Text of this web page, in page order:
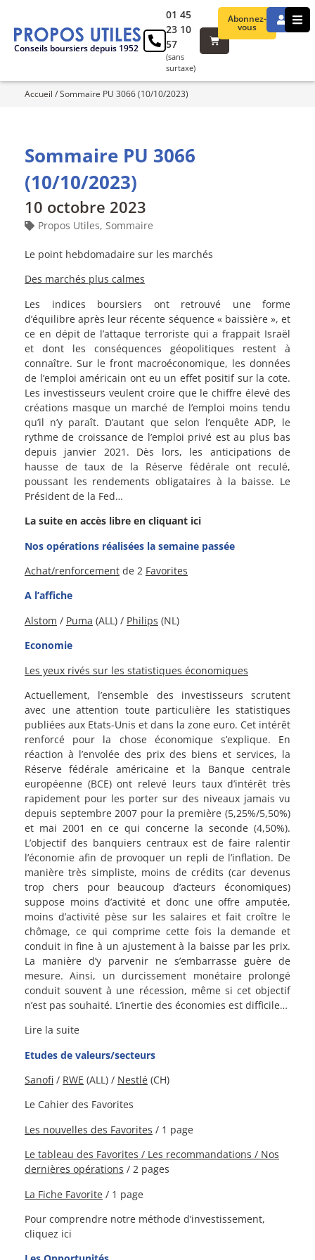
Conseils boursiers depuis 1952
Abonnez-
vous
01 45
23 10
57
(sans
surtaxe)
Accueil /Sommaire PU 3066 (10/10/2023)
Sommaire PU 3066
(10/10/2023)
10 octobre 2023
Propos Utiles, Sommaire
Le point hebdomadaire sur les marchés
Des marchés plus calmes
Les indices boursiers ont retrouvé une forme
d’équilibre après leur récente séquence « baissière », et
ce en dépit de l’attaque terroriste qui a frappait Israël
et dont les conséquences géopolitiques restent à
connaître. Sur le front macroéconomique, les données
de l’emploi américain ont eu un effet positif sur la cote.
Les investisseurs veulent croire que le chiffre élevé des
créations masque un marché de l’emploi moins tendu
qu’il n’y paraît. D’autant que selon l’enquête ADP, le
rythme de croissance de l’emploi privé est au plus bas
depuis janvier 2021. Dès lors, les anticipations de
hausse de taux de la Réserve fédérale ont reculé,
poussant les rendements obligataires à la baisse. Le
Président de la Fed…
La suite en accès libre en cliquant ici
Nos opérations réalisées la semaine passée
Achat/renforcement de 2 Favorites
A l’affiche
Alstom / Puma (ALL) / Philips (NL)
Economie
Les yeux rivés sur les statistiques économiques
Actuellement, l’ensemble des investisseurs scrutent
avec une attention toute particulière les statistiques
publiées aux Etats-Unis et dans la zone euro. Cet intérêt
renforcé pour la chose économique s’explique. En
réaction à l’envolée des prix des biens et services, la
Réserve fédérale américaine et la Banque centrale
européenne (BCE) ont relevé leurs taux d’intérêt très
rapidement pour les porter sur des niveaux jamais vu
depuis septembre 2007 pour la première (5,25%/5,50%)
et mai 2001 en ce qui concerne la seconde (4,50%).
L’objectif des banquiers centraux est de faire ralentir
l’économie afin de provoquer un repli de l’inflation. De
manière très simpliste, moins de crédits (car devenus
trop chers pour beaucoup d’acteurs économiques)
suppose moins d’activité et donc une offre amputée,
moins d’activité pèse sur les salaires et fait croître le
chômage, ce qui comprime cette fois la demande et
conduit in fine à un ajustement à la baisse par les prix.
La manière d’y parvenir ne s’embarrasse guère de
mesure. Ainsi, un durcissement monétaire prolongé
conduit souvent à une récession, même si cet objectif
n’est pas souhaité. L’inertie des économies est difficile…
Lire la suite
Etudes de valeurs/secteurs
Sanofi / RWE (ALL) / Nestlé (CH)
Le Cahier des Favorites
Les nouvelles des Favorites / 1 page
Le tableau des Favorites / Les recommandations / Nos
dernières opérations / 2 pages
La Fiche Favorite / 1 page
Pour comprendre notre méthode d’investissement,
cliquez ici